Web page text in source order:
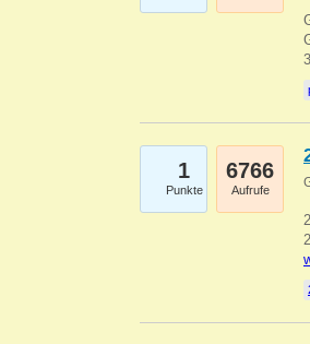
1
Punkte
6766
Aufrufe